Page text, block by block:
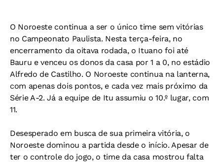
O Noroeste continua a ser o único time sem vitórias
no Campeonato Paulista. Nesta terça-feira, no
encerramento da oitava rodada, o Ituano foi até
Bauru e venceu os donos da casa por 1 a 0, no estádio
Alfredo de Castilho. O Noroeste continua na lanterna,
com apenas dois pontos, e cada vez mais próximo da
Série A-2. Já a equipe de Itu assumiu o 10.º lugar, com
11.
Desesperado em busca de sua primeira vitória, o
Noroeste dominou a partida desde o início. Apesar de
ter o controle do jogo, o time da casa mostrou falta